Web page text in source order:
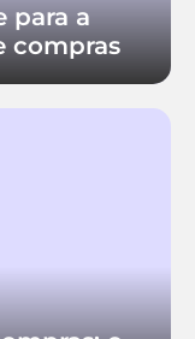
para a
compras